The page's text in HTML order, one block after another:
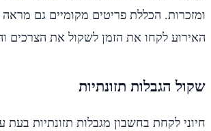
ומזכרות. הכללת פריטים מקומיים גם
האירוע לקחו את הזמן לשקול את הצרכים
שקול הגבלות תזונתיות
חיוני לקחת בחשבון מגבלות תזונתיות בעת